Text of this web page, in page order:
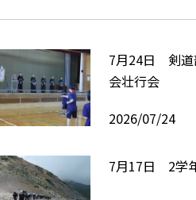
7月24日 剣道
会壮行会
2026/07/24
7月17日 2学年